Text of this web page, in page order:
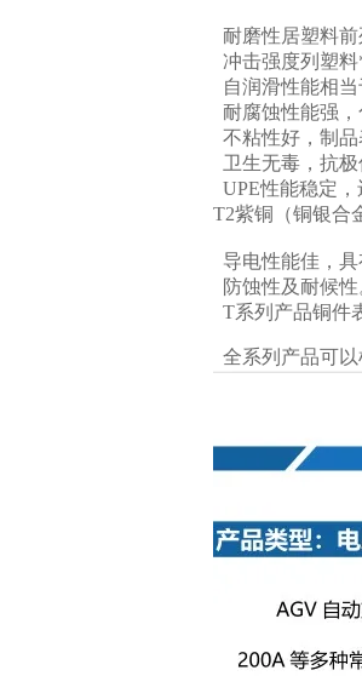
耐磨性居塑料
冲击强度列塑
自润滑性能相
耐腐蚀性能强
不粘性好，制
卫生无毒，抗
UPE性能稳定
T2紫铜（铜银合
导电性能佳，
防蚀性及耐候性
T系列产品铜件
全系列产品可